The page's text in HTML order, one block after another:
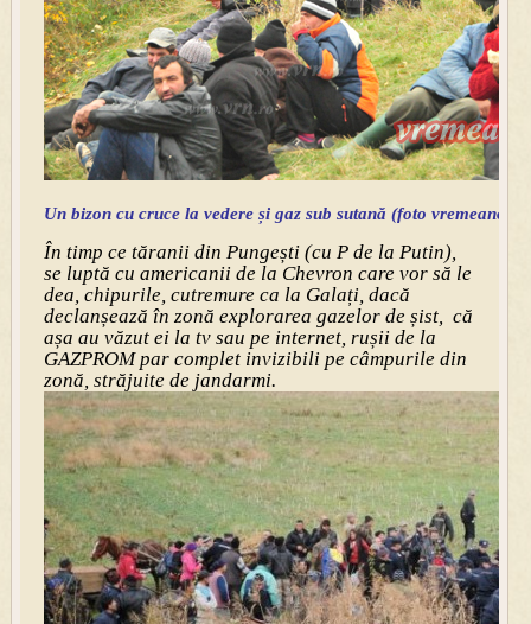
Un bizon cu cruce la vedere și gaz sub sutană (foto
În timp ce tăranii din Pungești (cu P de la Putin),
se luptă cu americanii de la Chevron care vor să le
dea, chipurile, cutremure ca la Galați, dacă
declanșează în zonă explorarea gazelor de șist, că
așa au văzut ei la tv sau pe internet, rușii de la
GAZPROM par complet invizibili pe câmpurile din
zonă, străjuite de jandarmi.